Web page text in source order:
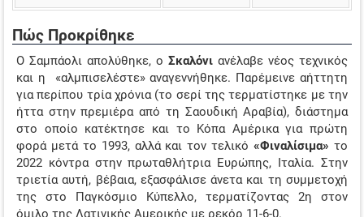
Πώς Προκρίθηκε
Ο Σαμπάολι απολύθηκε, ο Σκαλόνι ανέλαβε νέος τεχνικός
και η «αλμπισελέστε» αναγεννήθηκε. Παρέμεινε αήττητη
για περίπου τρία χρόνια (το σερί της τερματίστηκε με την
ήττα στην πρεμιέρα από τη Σαουδική Αραβία), διάστημα
στο οποίο κατέκτησε και το Κόπα Αμέρικα για πρώτη
φορά μετά το 1993, αλλά και τον τελικό«Φιναλίσιμα» το
2022 κόντρα στην πρωταθλήτρια Ευρώπης, Ιταλία. Στην
τριετία αυτή, βέβαια, εξασφάλισε άνετα και τη συμμετοχή
της στο Παγκόσμιο Κύπελλο, τερματίζοντας 2η στον
όμιλο της Λατινικής Αμερικής με ρεκόρ 11-6-0.